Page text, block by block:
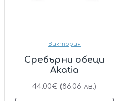
Виктория
Сребърни обеци
Akatia
44.00€ (86.06 лв.)